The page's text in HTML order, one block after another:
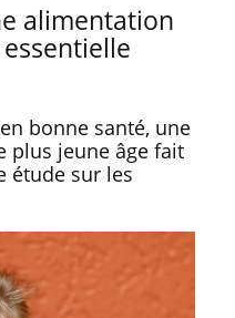
alimentation
bonne santé, une
plus jeune âge fait
étude sur les